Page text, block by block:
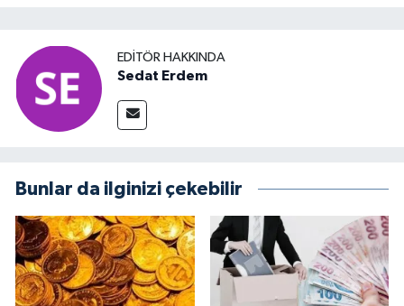
EDITÖR HAKKINDA
Sedat Erdem
Bunlar da ilginizi çekebilir